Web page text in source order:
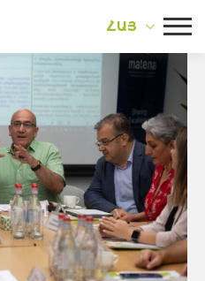
ՀԱՅ